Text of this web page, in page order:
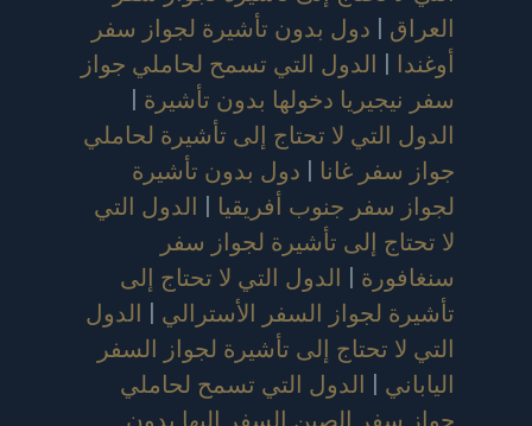
العراق | دول بدون تأشيرة لجواز سفر
أوغندا | الدول التي تسمح لحاملي جواز
سفر نيجيريا دخولها بدون تأشيرة |
الدول التي لا تحتاج إلى تأشيرة لحاملي
جواز سفر غانا | دول بدون تأشيرة
لجواز سفر جنوب أفريقيا | الدول التي
لا تحتاج إلى تأشيرة لجواز سفر
سنغافورة | الدول التي لا تحتاج إلى
تأشيرة لجواز السفر الأسترالي | الدول
التي لا تحتاج إلى تأشيرة لجواز السفر
الياباني | الدول التي تسمح لحاملي